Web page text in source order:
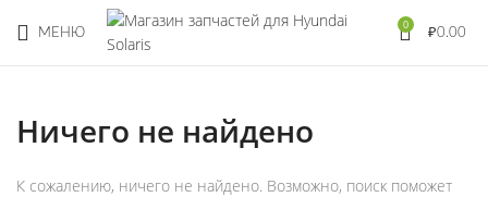
МЕНЮ
0
₽0.00
Ничего не найдено
К сожалению, ничего не найдено. Возможно, поиск поможет